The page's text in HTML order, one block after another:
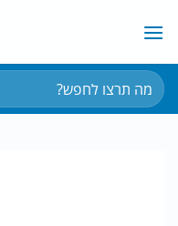
חיפוש
עבור: